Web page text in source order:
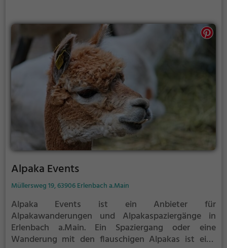
Alpaka Events
Müllersweg 19, 63906 Erlenbach a.Main
Alpaka Events ist ein Anbieter für
Alpakawanderungen und Alpakaspaziergänge in
Erlenbach a.Main. Ein Spaziergang oder eine
Wanderung mit den flauschigen Alpakas ist eine